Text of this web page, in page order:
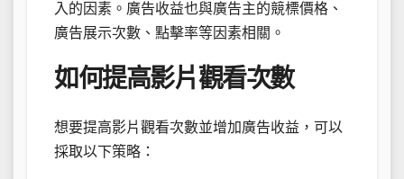
入的因素。廣告收益也與廣告主的競標價格、
廣告展示次數、點擊率等因素相關。
如何提高影片觀看次數
想要提高影片觀看次數並增加廣告收益，可以
採取以下策略：